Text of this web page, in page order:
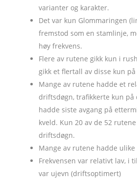
varianter og karakter.
Det var kun Glommaringen
fremstod som en stamlinje,
høy frekvens.
Flere av rutene gikk kun i
gikk et flertall av disse kun
Mange av rutene hadde et
driftsdøgn, trafikkerte kun på
hadde siste avgang på
kveld. Kun 20 av de 52
driftsdøgn.
Mange av rutene hadde
Frekvensen var relativt lav, i
var ujevn (driftsoptimert)